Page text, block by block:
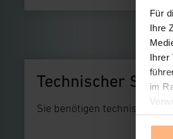
Für
Ihre
Ihrer
im
und
Technischer
Sie benötigen technischen